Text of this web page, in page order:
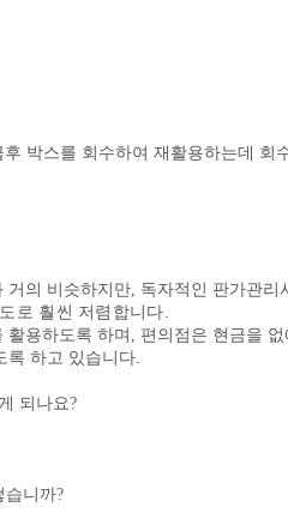
박스를 회수하여 재활용하는데 회
거의 비슷하지만, 독자적인 판가관리
로 훨씬 저렴합니다.
활용하도록 하며 , 편의점은 현금을 없
록 하고 있습니다.
되나요?
습니까?